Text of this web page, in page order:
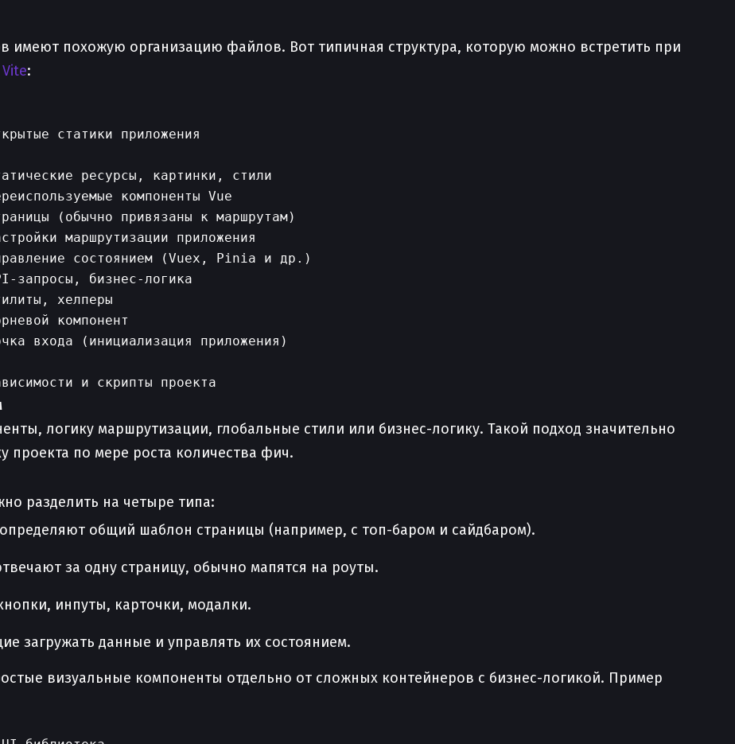
имеют похожую организацию файлов. Вот типичная структура, которую можно встретить при
Vite:
статики приложения
ресурсы, картинки, стили
компоненты Vue
(обычно привязаны к маршрутам)
маршрутизации приложения
состоянием (Vuex, Pinia и др.)
бизнес-логика
хелперы
компонент
(инициализация приложения)
логику маршрутизации, глобальные стили или бизнес-логику. Такой подход значительно
проекта по мере роста количества фич.
разделить на четыре типа:
общий шаблон страницы (например, с топ-баром и сайдбаром).
за одну страницу, обычно мапятся на роуты.
инпуты, карточки, модалки.
загружать данные и управлять их состоянием.
визуальные компоненты отдельно от сложных контейнеров с бизнес-логикой. Пример